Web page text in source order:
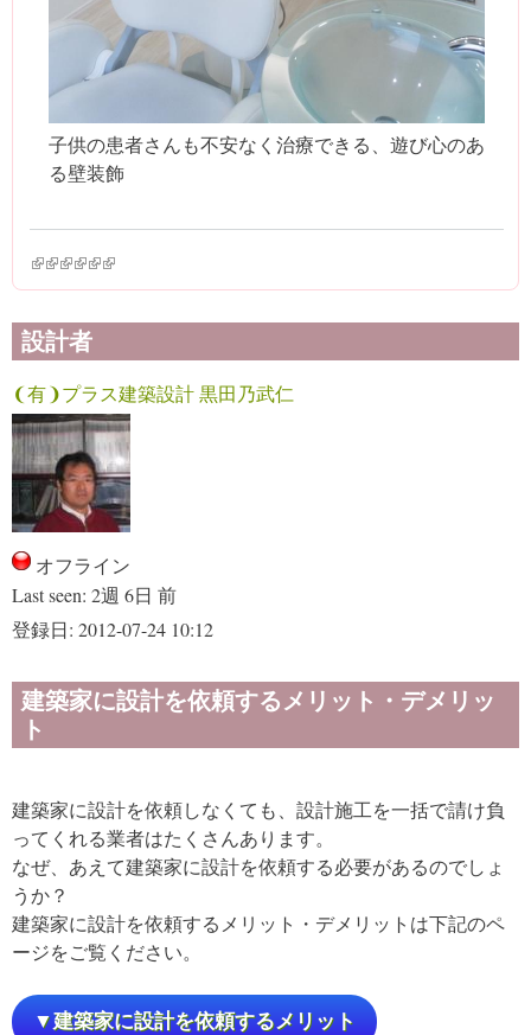
子供の患者さんも不安なく治療できる、遊び心のあ
る壁装飾
(link is external)
(link is external)
(link is external)
(link is external)
(link is external)
(link is external)
設計者
❨有❩プラス建築設計 黒田乃武仁
オフライン
Last seen: 2週 6日 前
登録日: 2012-07-24 10:12
建築家に設計を依頼するメリット・デメリッ
ト
建築家に設計を依頼しなくても、設計施工を一括で請け負
ってくれる業者はたくさんあります。
なぜ、あえて建築家に設計を依頼する必要があるのでしょ
うか？
建築家に設計を依頼するメリット・デメリットは下記のペ
ージをご覧ください。
▼建築家に設計を依頼するメリット